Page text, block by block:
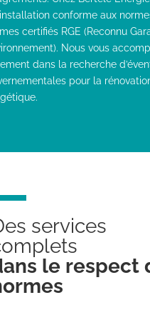
conforme aux
certifiés RGE (Reconnu
Nous vous
dans la recherche
pour la
services
le respect